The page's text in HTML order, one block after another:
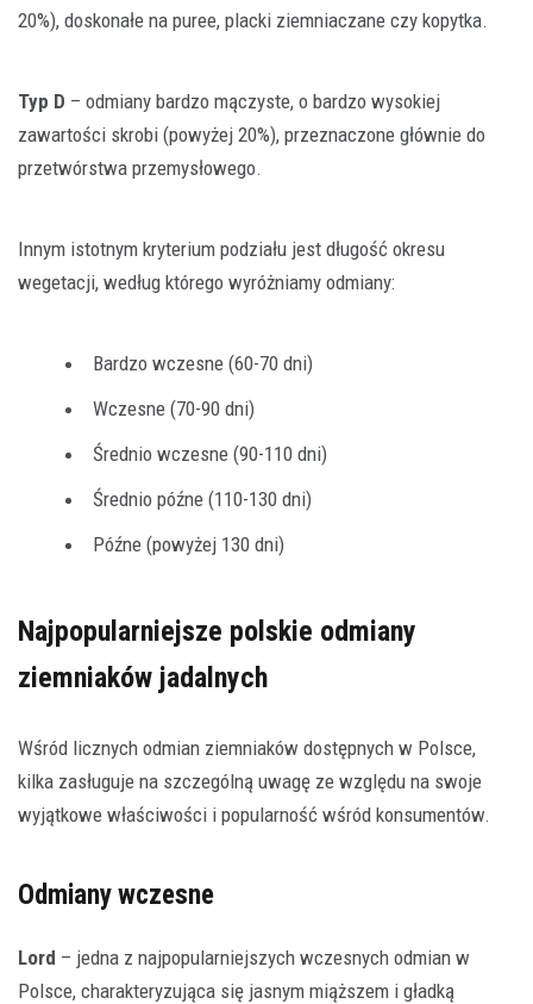
20%), doskonałe na puree, placki ziemniaczane czy kopytka.
Typ D – odmiany bardzo mączyste, o bardzo wysokiej
zawartości skrobi (powyżej 20%), przeznaczone głównie do
przetwórstwa przemysłowego.
Innym istotnym kryterium podziału jest długość okresu
wegetacji, według którego wyróżniamy odmiany:
Bardzo wczesne (60-70 dni)
Wczesne (70-90 dni)
Średnio wczesne (90-110 dni)
Średnio późne (110-130 dni)
Późne (powyżej 130 dni)
Najpopularniejsze polskie odmiany
ziemniaków jadalnych
Wśród licznych odmian ziemniaków dostępnych w Polsce,
kilka zasługuje na szczególną uwagę ze względu na swoje
wyjątkowe właściwości i popularność wśród konsumentów.
Odmiany wczesne
Lord – jedna z najpopularniejszych wczesnych odmian w
Polsce, charakteryzująca się jasnym miąższem i gładką